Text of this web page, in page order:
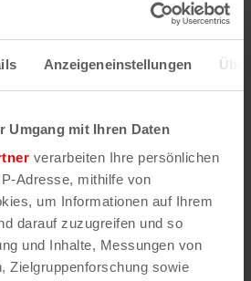
Anzeigeneinstellungen
Umgang mit Ihren Daten
verarbeiten Ihre persönlichen
Adresse, mithilfe von
um Informationen auf Ihrem
darauf zuzugreifen und so
und Inhalte, Messungen von
Zielgruppenforschung sowie